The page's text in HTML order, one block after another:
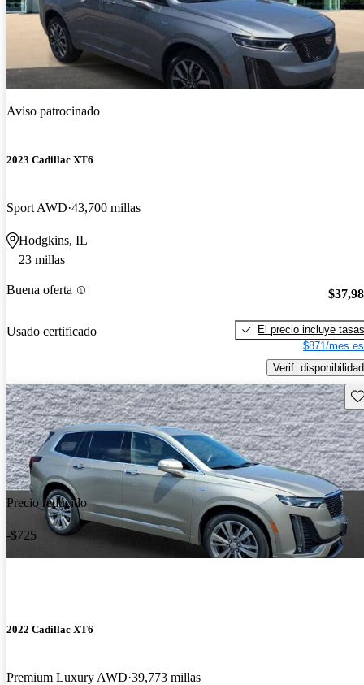
Aviso patrocinado
2023 Cadillac XT6
Sport AWD 43,700 millas
Hodgkins, IL
23 millas
Buena oferta
Usado certificado
El precio incluye tasas
$871/mes
Verif. disponibilidad
Precio reducido
-$725
2022 Cadillac XT6
Premium Luxury AWD 39,773 millas